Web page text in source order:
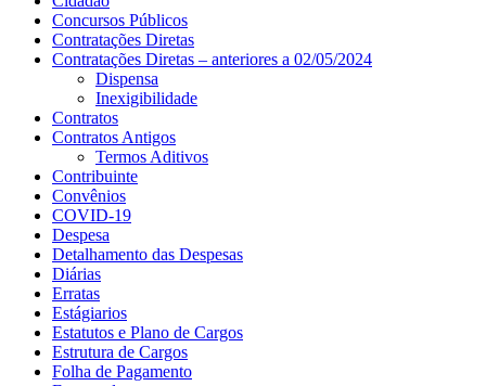
Concursos Públicos
Contratações Diretas
Contratações Diretas – anteriores a 02/05/2024
Dispensa
Inexigibilidade
Contratos
Contratos Antigos
Termos Aditivos
Contribuinte
Convênios
COVID-19
Despesa
Detalhamento das Despesas
Diárias
Erratas
Estágiarios
Estatutos e Plano de Cargos
Estrutura de Cargos
Folha de Pagamento